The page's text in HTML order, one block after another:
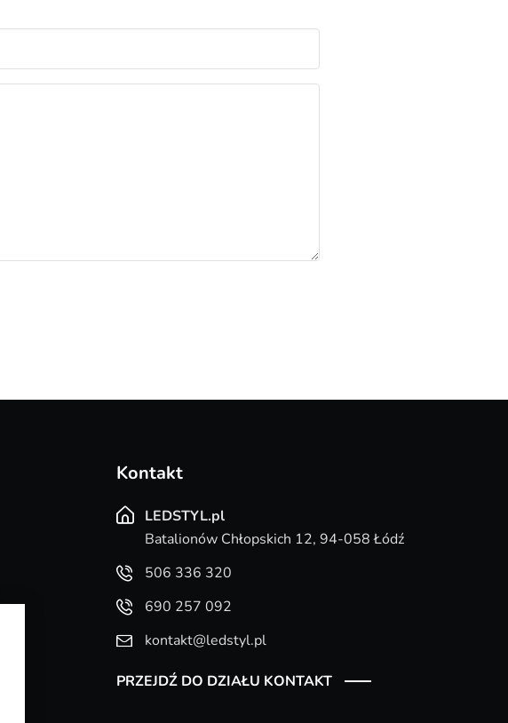
Kontakt
LEDSTYL.pl
Batalionów Chłopskich 12, 94-058 Łódź
506 336 320
690 257 092
kontakt@ledstyl.pl
PRZEJDŹ DO DZIAŁU KONTAKT